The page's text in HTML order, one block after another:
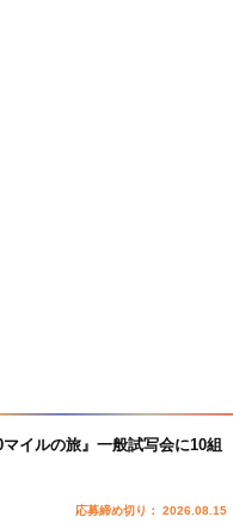
マイルの旅』一般試写会に10組
応募締め切り： 2026.08.15